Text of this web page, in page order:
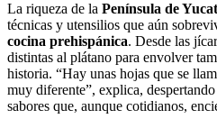
La riqueza de la Península de
técnicas y utensilios que aún
cocina prehispánica. Desde las
distintas al plátano para envolver
historia. “Hay unas hojas que se
muy diferente”, explica,
sabores que, aunque cotidianos,